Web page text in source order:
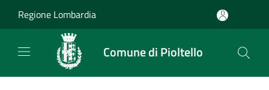
Regione Lombardia
Comune di Pioltello